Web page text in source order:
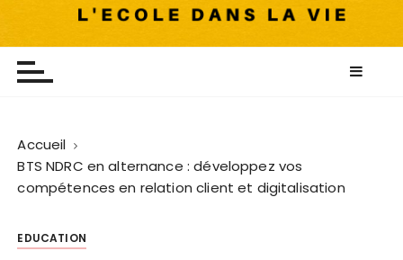
Profbof
Accueil
BTS NDRC en alternance : développez vos
compétences en relation client et digitalisation
EDUCATION